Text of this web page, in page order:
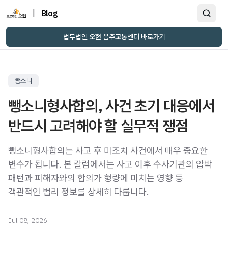
Blog
법무법인 오현 음주교통센터 바로가기
뺑소니
뺑소니형사합의, 사건 초기 대응에서
반드시 고려해야 할 실무적 쟁점
뺑소니형사합의는 사고 후 미조치 사건에서 매우 중요한
변수가 됩니다. 본 칼럼에서는 사고 이후 수사기관의 압박
패턴과 피해자와의 합의가 형량에 미치는 영향 등
객관적인 법리 정보를 상세히 다룹니다.
Jul 08, 2026